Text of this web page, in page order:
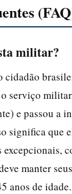
militar?
serviço
e passou a
significa que
manter
anos de idade.